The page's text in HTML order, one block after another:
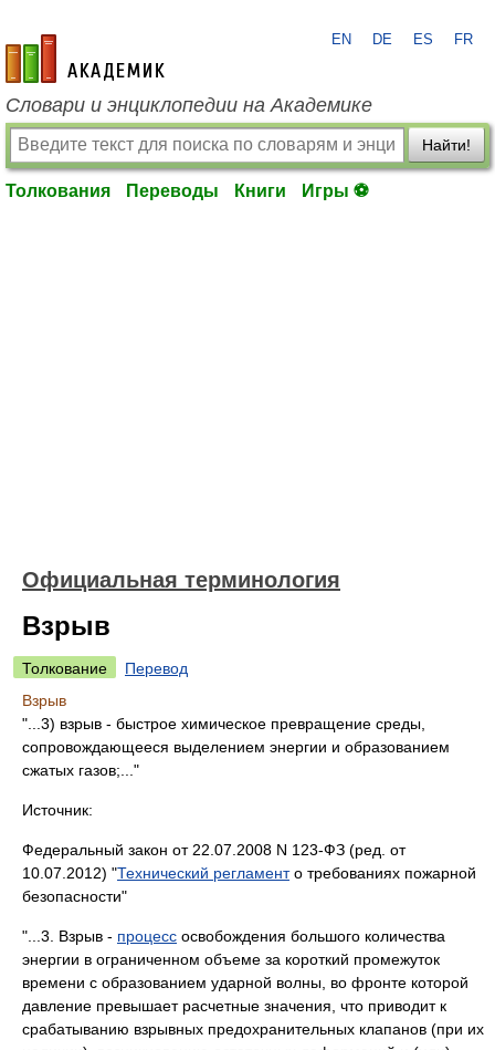
academic.ru
EN DE ES FR
Словари и энциклопедии на Академике
Найти!
Толкования Переводы Книги Игры ⚽
Официальная терминология
Взрыв
Толкование
Перевод
Взрыв
"...3) взрыв - быстрое химическое превращение среды,
сопровождающееся выделением энергии и образованием
сжатых газов;..."
Источник:
Федеральный закон от 22.07.2008 N 123-ФЗ (ред. от
10.07.2012) "Технический регламенто требованиях пожарной
безопасности"
"...3. Взрыв - процесс освобождения большого количества
энергии в ограниченном объеме за короткий промежуток
времени с образованием ударной волны, во фронте которой
давление превышает расчетные значения, что приводит к
срабатыванию взрывных предохранительных клапанов (при их